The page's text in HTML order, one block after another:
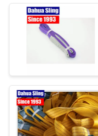
PRIVACY
POLICY